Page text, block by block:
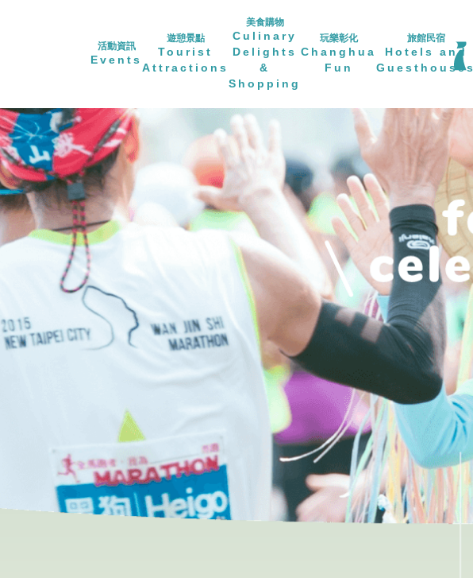
活動資訊
Events
遊憩景點
Tourist
Attractions
美食購物
Culinary
Delights
&
Shopping
玩樂彰化
Changhua
Fun
旅館民宿
Hotels and
Guesthouses